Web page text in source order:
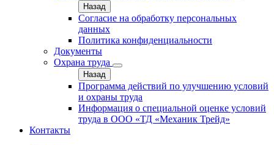
Назад
Согласие на обработку персональных
данных
Политика конфиденциальности
Документы
Охрана труда
Назад
Программа действий по улучшению условий
и охраны труда
Информация о специальной оценке условий
труда в ООО «ТД «Механик Трейд»
Контакты